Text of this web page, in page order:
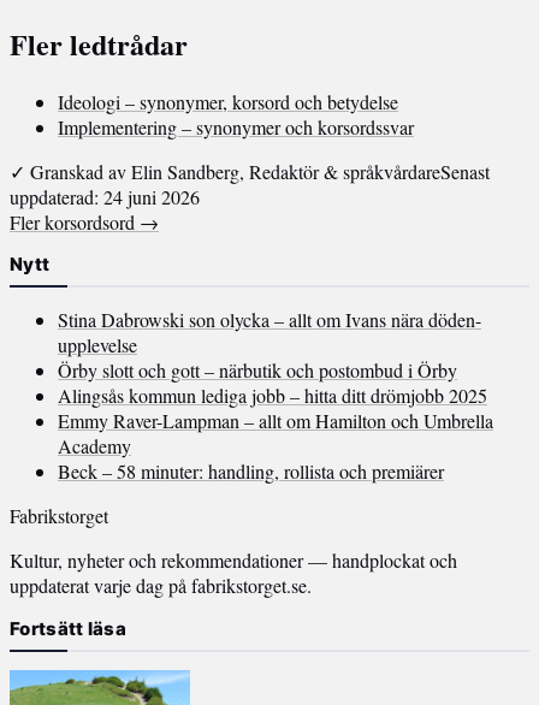
Fler ledtrådar
Ideologi – synonymer, korsord och betydelse
Implementering – synonymer och korsordssvar
✓ Granskad av Elin Sandberg, Redaktör & språkvårdareSenast
uppdaterad: 24 juni 2026
Fler korsordsord →
Nytt
Stina Dabrowski son olycka – allt om Ivans nära döden-
upplevelse
Örby slott och gott – närbutik och postombud i Örby
Alingsås kommun lediga jobb – hitta ditt drömjobb 2025
Emmy Raver-Lampman – allt om Hamilton och Umbrella
Academy
Beck – 58 minuter: handling, rollista och premiärer
Fabrikstorget
Kultur, nyheter och rekommendationer — handplockat och
uppdaterat varje dag på fabrikstorget.se.
Fortsätt läsa